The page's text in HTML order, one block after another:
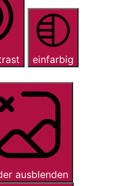
einfarbig
ausblenden